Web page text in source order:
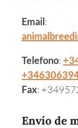
Email:
Telefono:
Fax:
Envío de